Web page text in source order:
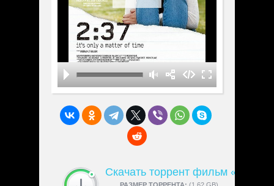
Скачать торрент фильм «2:37»